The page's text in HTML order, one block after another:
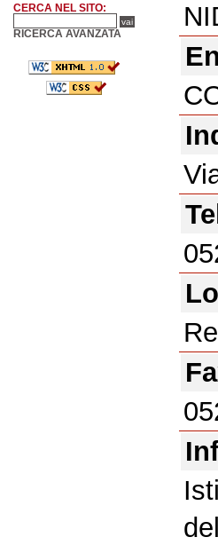
CERCA NEL SITO:
RICERCA AVANZATA